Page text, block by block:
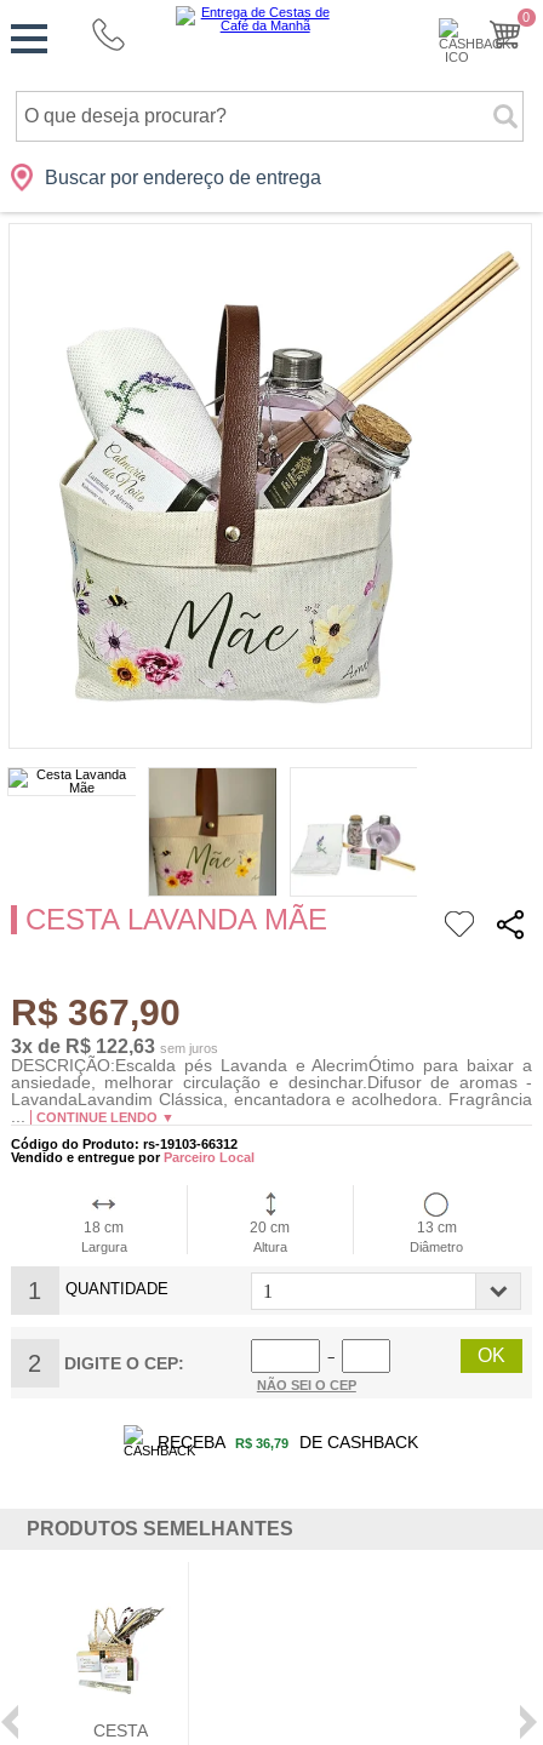
0
Buscar por endereço de entrega
Cidades Presentes Datas Shopping
Monte
sua
Cesta
CESTA LAVANDA MÃE
R$ 367,90
3x de R$ 122,63 sem juros
DESCRIÇÃO:Escalda pés Lavanda e AlecrimÓtimo para baixar a
ansiedade, melhorar circulação e desinchar.Difusor de aromas -
LavandaLavandim Clássica, encantadora e acolhedora. Fragrância
CONTINUE LENDO ▼
Código do Produto: rs-19103-66312
Vendido e entregue porParceiro Local
18 cm
Largura
20 cm
Altura
13 cm
Diâmetro
1 QUANTIDADE
2 DIGITE O CEP:
−
NÃO SEI O CEP
RECEBA R$ 36,79 DE CASHBACK
PRODUTOS SEMELHANTES